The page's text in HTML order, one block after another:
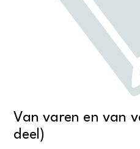
Van varen en van
deel)